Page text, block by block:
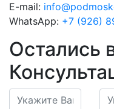
E-mail:
WhatsApp: +7 (926)
Остались